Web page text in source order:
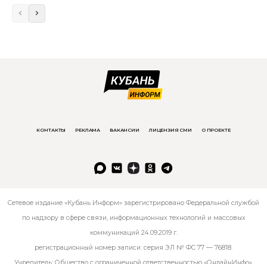
КОНТАКТЫ РЕКЛАМА ВАКАНСИИ ЛИЦЕНЗИЯ СМИ О ПРОЕКТЕ
Сетевое издание «Кубань Информ» зарегистрировано Федеральной службой
по надзору в сфере связи, информационных технологий и массовых
коммуникаций 24.09.2019 г.
регистрационный номер записи: серия ЭЛ № ФС 77 — 76818.